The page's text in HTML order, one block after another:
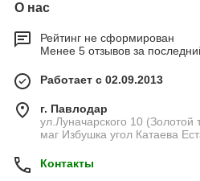
О нас
Рейтинг не сформирован
Менее 5 отзывов за
Работает с 02.09.2013
г. Павлодар
ул.Луначарского 10 (Золотой
маг Избушка угол Катаева
Контакты